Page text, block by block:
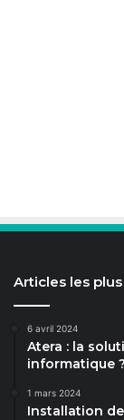
Articles les
6 avril 2024
Atera : la
informatique ?
1 mars 2024
Installation